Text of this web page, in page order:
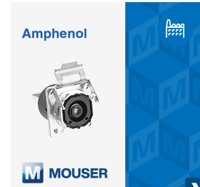
Líder na Arte de Recrutar Hoje! A
de seu site, e que é preciso haver o
redes sociais e em toda a
mercado de trabalho passaram a
trabalhar, e devemos sempre
Outro painel do último dia da